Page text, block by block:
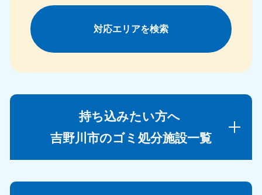
対応エリアを検索
持ち込みたい方へ
吉野川市のゴミ処分施設一覧